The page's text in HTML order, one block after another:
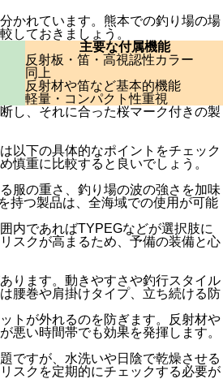
かれています。熊本での釣り場の場
しておきましょう。
主要な付属機能
反射板・笛・高視認性カラー
同上
反射材や笛など基本的機能
軽量・コンパクト性重視
し、それに合った桜マーク付きの製
以下の具体的なポイントをチェック
慎重に比較すると良いでしょう。
服の重さ、釣り場の波の強さを加味
持つ製品は、全海域での使用が可能
内であればTYPEGなどが選択肢に
スクが高まるため、予備の装備と心
ります。動きやすさや釣行スタイル
腰巻や肩掛けタイプ、立ち続ける防
トが外れるのを防ぎます。反射材や
悪い時間帯でも効果を発揮します。
ですが、水洗いや日陰で乾燥させる
スクを定期的にチェックする必要が